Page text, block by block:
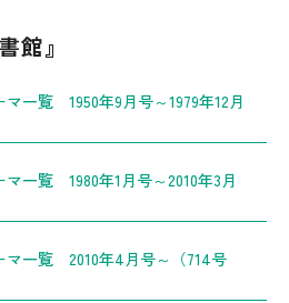
館』
マ一覧 1950年9月号～1979年12月
マ一覧 1980年1月号～2010年3月
マ一覧 2010年4月号～（714号